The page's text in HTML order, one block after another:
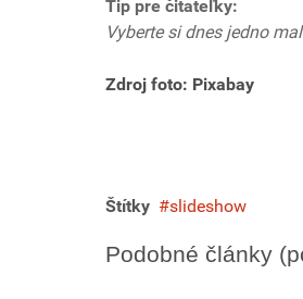
Tip pre čitateľky:
Vyberte si dnes jedno
Zdroj foto: Pixabay
Štítky slideshow
Podobné články